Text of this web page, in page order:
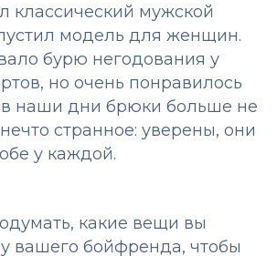
классический мужской
модель для женщин.
бурю негодования у
но очень понравилось
наши дни брюки больше не
странное: уверены, они
у каждой.
какие вещи вы
вашего бойфренда, чтобы